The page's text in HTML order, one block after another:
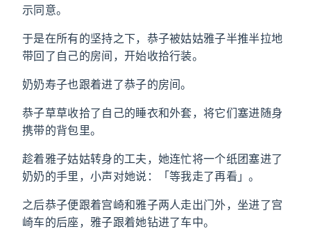
示同意。
于是在所有的坚持之下，恭子被姑姑雅子半推半拉地
带回了自己的房间，开始收拾行装。
奶奶寿子也跟着进了恭子的房间。
恭子草草收拾了自己的睡衣和外套，将它们塞进随身
携带的背包里。
趁着雅子姑姑转身的工夫，她连忙将一个纸团塞进了
奶奶的手里，小声对她说：「等我走了再看」。
之后恭子便跟着宫崎和雅子两人走出门外，坐进了宫
崎车的后座，雅子跟着她钻进了车中。